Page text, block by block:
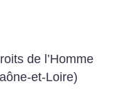
de l’Homme
et-Loire)